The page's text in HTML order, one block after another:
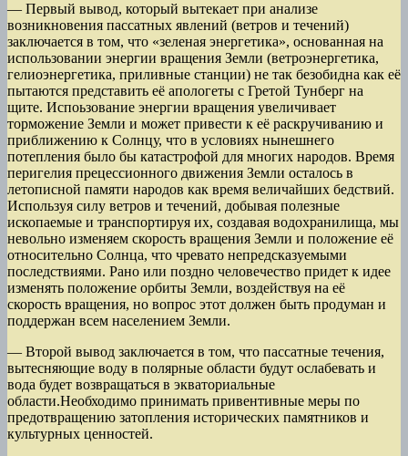
— Первый вывод, который вытекает при анализе
возникновения пассатных явлений (ветров и течений)
заключается в том, что «зеленая энергетика», основанная на
использовании энергии вращения Земли (ветроэнергетика,
гелиоэнергетика, приливные станции) не так безобидна как её
пытаются представить её апологеты с Гретой Тунберг на
щите. Испоьзование энергии вращения увеличивает
торможение Земли и может привести к её раскручиванию и
приближению к Солнцу, что в условиях нынешнего
потепления было бы катастрофой для многих народов. Время
перигелия прецессионного движения Земли осталось в
летописной памяти народов как время величайших бедствий.
Используя силу ветров и течений, добывая полезные
ископаемые и транспортируя их, создавая водохранилища, мы
невольно изменяем скорость вращения Земли и положение её
относительно Солнца, что чревато непредсказуемыми
последствиями. Рано или поздно человечество придет к идее
изменять положение орбиты Земли, воздействуя на её
скорость вращения, но вопрос этот должен быть продуман и
поддержан всем населением Земли.
— Второй вывод заключается в том, что пассатные течения,
вытесняющие воду в полярные области будут ослабевать и
вода будет возвращаться в экваториальные
области.Необходимо принимать привентивные меры по
предотвращению затопления исторических памятников и
культурных ценностей.